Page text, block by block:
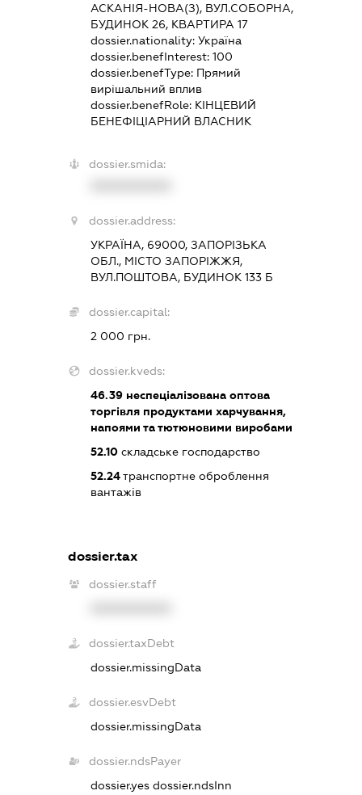
АСКАНІЯ-НОВА(З), ВУЛ.СОБОРНА,
БУДИНОК 26, КВАРТИРА 17
dossier.nationality:Україна
dossier.benefInterest:100
dossier.benefType: Прямий
вирішальний вплив
dossier.benefRole: КІНЦЕВИЙ
БЕНЕФІЦІАРНИЙ ВЛАСНИК
dossier.smida:
dossier.address:
УКРАЇНА, 69000, ЗАПОРІЗЬКА
ОБЛ., МІСТО ЗАПОРІЖЖЯ,
ВУЛ.ПОШТОВА, БУДИНОК 133 Б
dossier.capital:
2 000 грн.
dossier.kveds:
46.39 неспеціалізована оптова
торгівля продуктами харчування,
напоями та тютюновими виробами
52.10 складське господарство
52.24транспортне оброблення
вантажів
dossier.tax
dossier.staff
dossier.taxDebt
dossier.missingData
dossier.esvDebt
dossier.missingData
dossier.ndsPayer
dossier.yesdossier.ndsInn